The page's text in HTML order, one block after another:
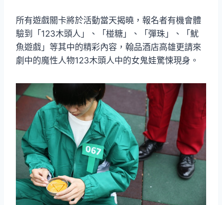
所有遊戲關卡將於活動當天揭曉，報名者有機會體
驗到「123木頭人」、「椪糖」、「彈珠」、「魷
魚遊戲」等其中的精彩內容，翰品酒店高雄更請來
劇中的魔性人物123木頭人中的女鬼娃驚悚現身。